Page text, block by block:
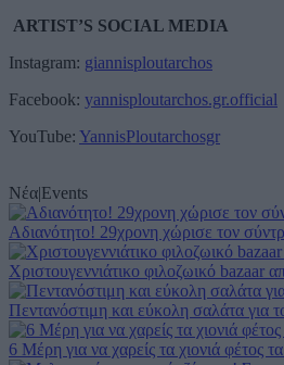
ARTIST’S SOCIAL MEDIA
Instagram: giannisploutarchos
Facebook: yannisploutarchos.gr.official
YouTube: YannisPloutarchosgr
Νέα|Events
Αδιανότητο! 29χρονη χώρισε τον
Χριστουγεννιάτικο φιλοζωικό
Πεντανόστιμη και εύκολη σαλάτα για
6 Μέρη για να χαρείς τα χιονιά φέτος